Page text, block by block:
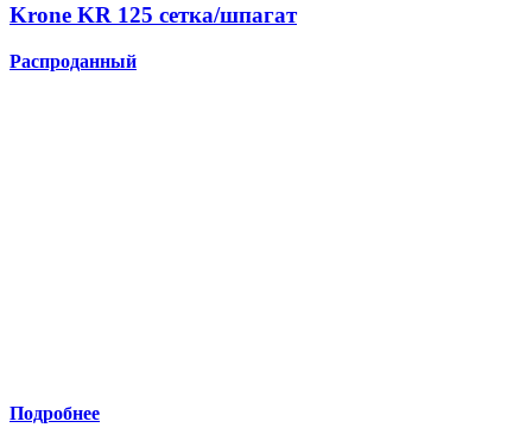
Krone KR 125 сетка/шпагат
Распроданный
Подробнее